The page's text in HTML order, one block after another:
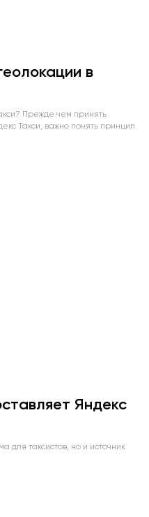
в
Прежде чем принять
Такси, важно понять принцип
Яндекс
для таксистов, но и источник